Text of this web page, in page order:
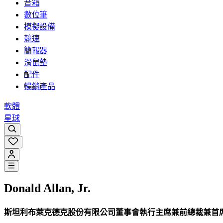
音箱
數位筆
模擬設備
競速
簡報器
滑鼠墊
配件
暢銷產品
軟體
星球
Donald Allan, Jr.
斯坦利布萊克德克股份有限公司董事會執行主席兼前總裁兼首